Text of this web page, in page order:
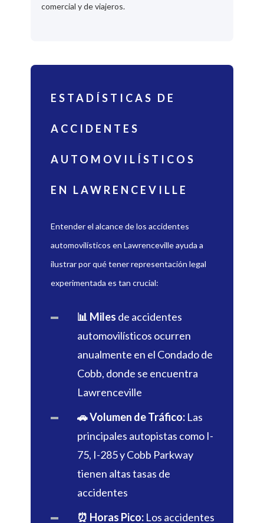
comercial y de viajeros.
ESTADÍSTICAS DE
ACCIDENTES
AUTOMOVILÍSTICOS
EN LAWRENCEVILLE
Entender el alcance de los accidentes
automovilísticos en Lawrenceville ayuda a
ilustrar por qué tener representación legal
experimentada es tan crucial:
📊 Miles de accidentes
automovilísticos ocurren
anualmente en el Condado de
Cobb, donde se encuentra
Lawrenceville
🚗 Volumen de Tráfico: Las
principales autopistas como I-
75, I-285 y Cobb Parkway
tienen altas tasas de
accidentes
⏰ Horas Pico: Los accidentes